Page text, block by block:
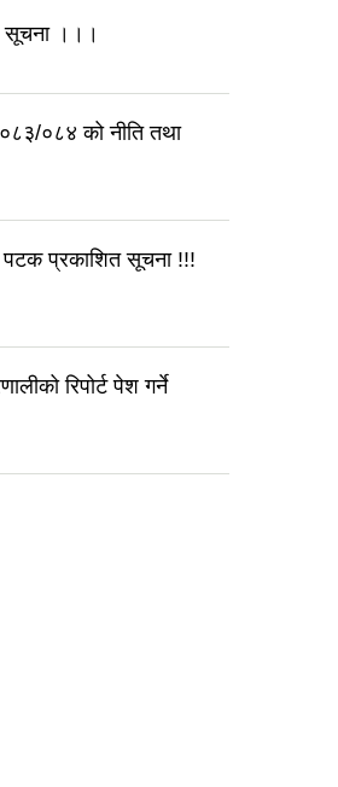
सूचना ।।।
०८४ को नीति तथा
पटक प्रकाशित सूचना !!!
रिपोर्ट पेश गर्ने